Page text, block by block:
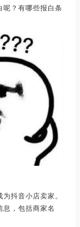
呢？有哪些报白条
抖音小店卖家。
息，包括商家名